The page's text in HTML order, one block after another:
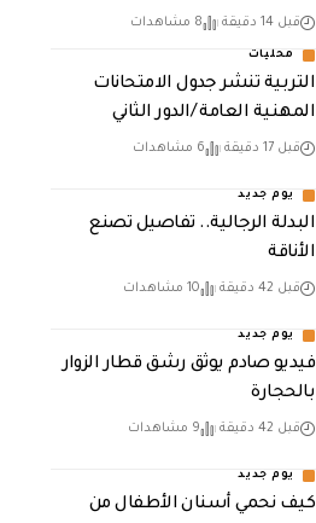
قبل 14 دقيقة 8 مشاهدات
محليات
التربية تنشر جدول الامتحانات
المهنية العامة /الدور الثاني
قبل 17 دقيقة 6 مشاهدات
يوم جديد
البدلة الرجالية.. تفاصيل تصنع
الأناقة
قبل 42 دقيقة 10 مشاهدات
يوم جديد
فيديو صادم يوثق رشق قطار الزوار
بالحجارة
قبل 42 دقيقة 9 مشاهدات
يوم جديد
كيف نحمي أسنان الأطفال من